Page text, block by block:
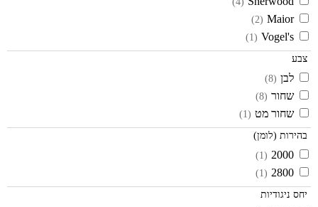
Maior
(2)
Vogel's
(1)
צבע
לבן (8)
שחור (8)
שחור מט (1)
בהירות (לומן)
2000
(1)
2800
(1)
יחס ניגודיות